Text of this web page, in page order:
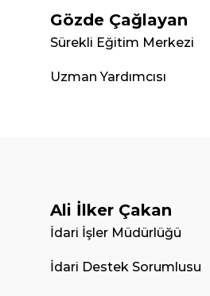
Gözde Çağlayan
Sürekli Eğitim Merkezi
Uzman Yardımcısı
Ali İlker Çakan
İdari İşler Müdürlüğü
İdari Destek Sorumlusu